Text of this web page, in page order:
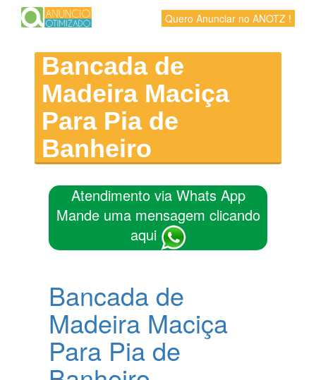
Quero Anunciar no ANOTZ !
Bancada de
Madeira Maciça
Para Pia de
Banheiro
Atendimento via Whats App
Mande uma mensagem clicando
aqui
Bancada de
Madeira Maciça
Para Pia de